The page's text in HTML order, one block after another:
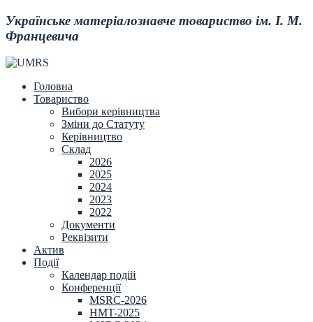
Українське матеріалознавче товариство ім. І. М.
Францевича
Головна
Товариство
Вибори керівництва
Зміни до Статуту
Керівництво
Склад
2026
2025
2024
2023
2022
Документи
Реквізити
Актив
Події
Календар подій
Конференції
MSRC-2026
HMT-2025